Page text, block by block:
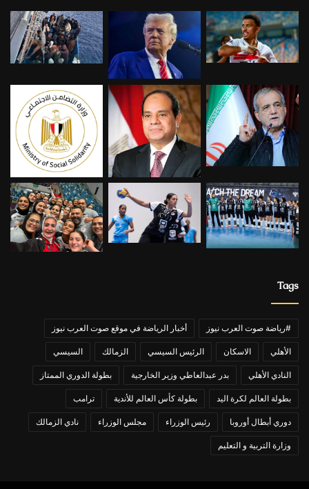
Tags
#رياضة صوت العرب نيوز أخبار الرياضة في موقع صوت العرب نيوز
الأهلي الاسكان الرئيس السيسي الزمالك السيسي
النادي الأهلي بدر عبدالعاطي وزير الخارجية بطولة الدوري الممتاز
بطولة العالم لكرة اليد بطولة كأس العالم للأندية ترامب
دوري أبطال أوروبا رئيس الوزراء مجلس الوزراء نادي الزمالك
وزارة التربية و التعليم